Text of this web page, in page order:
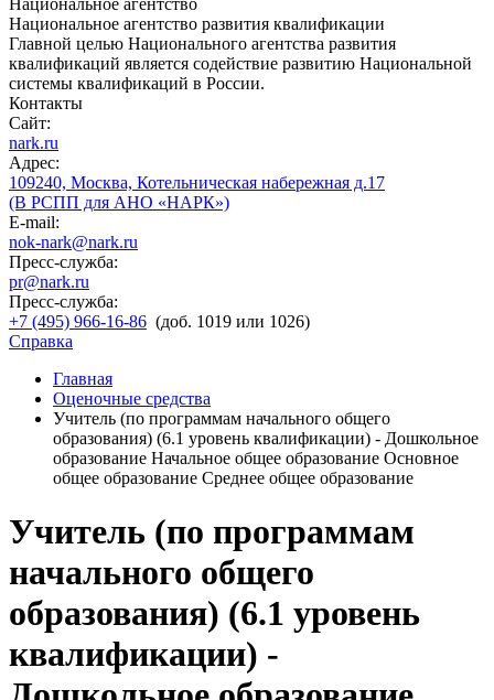
Национальное агентство
Национальное агентство развития квалификации
Главной целью Национального агентства развития
квалификаций является содействие развитию Национальной
системы квалификаций в России.
Контакты
Сайт:
nark.ru
Адрес:
109240, Москва, Котельническая набережная д.17
(В РСПП для АНО «НАРК»)
E-mail:
nok-nark@nark.ru
Пресс-служба:
pr@nark.ru
Пресс-служба:
+7 (495) 966-16-86 (доб. 1019 или 1026)
Справка
Главная
Оценочные средства
Учитель (по программам начального общего
образования) (6.1 уровень квалификации) - Дошкольное
образование Начальное общее образование Основное
общее образование Среднее общее образование
Учитель (по программам
начального общего
образования) (6.1 уровень
квалификации) -